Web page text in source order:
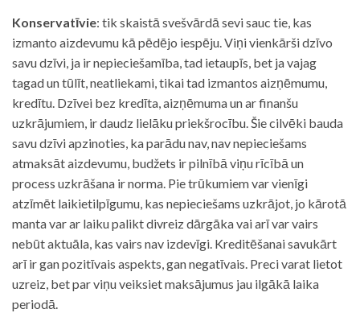
Konservatīvie: tik skaistā svešvārdā sevi sauc tie, kas
izmanto aizdevumu kā pēdējo iespēju. Viņi vienkārši dzīvo
savu dzīvi, ja ir nepieciešamība, tad ietaupīs, bet ja vajag
tagad un tūlīt, neatliekami, tikai tad izmantos aizņēmumu,
kredītu. Dzīvei bez kredīta, aizņēmuma un ar finanšu
uzkrājumiem, ir daudz lielāku priekšrocību. Šie cilvēki bauda
savu dzīvi apzinoties, ka parādu nav, nav nepieciešams
atmaksāt aizdevumu, budžets ir pilnībā viņu rīcībā un
process uzkrāšana ir norma. Pie trūkumiem var vienīgi
atzīmēt laikietilpīgumu, kas nepieciešams uzkrājot, jo kārotā
manta var ar laiku palikt divreiz dārgāka vai arī var vairs
nebūt aktuāla, kas vairs nav izdevīgi. Kreditēšanai savukārt
arī ir gan pozitīvais aspekts, gan negatīvais. Preci varat lietot
uzreiz, bet par viņu veiksiet maksājumus jau ilgākā laika
periodā.